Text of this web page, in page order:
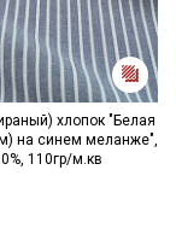
хлопок "Белая
на синем меланже",
110гр/м.кв